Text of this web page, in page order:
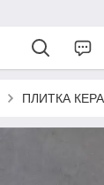
ПЛИТКА